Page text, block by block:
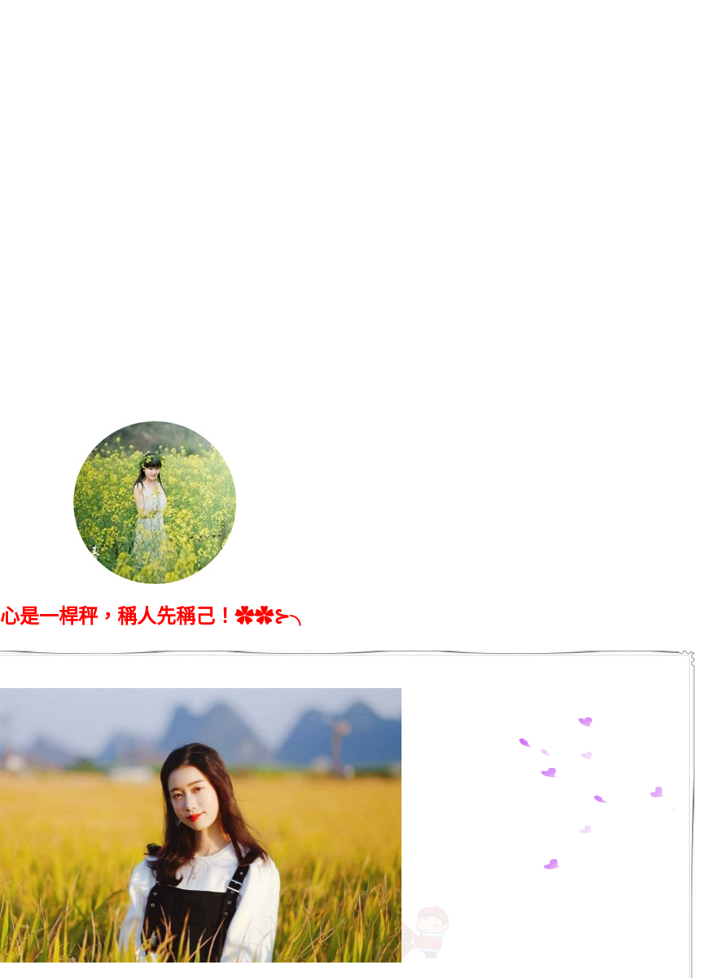
心是一桿秤，稱人先稱己！✿✿⊱╮